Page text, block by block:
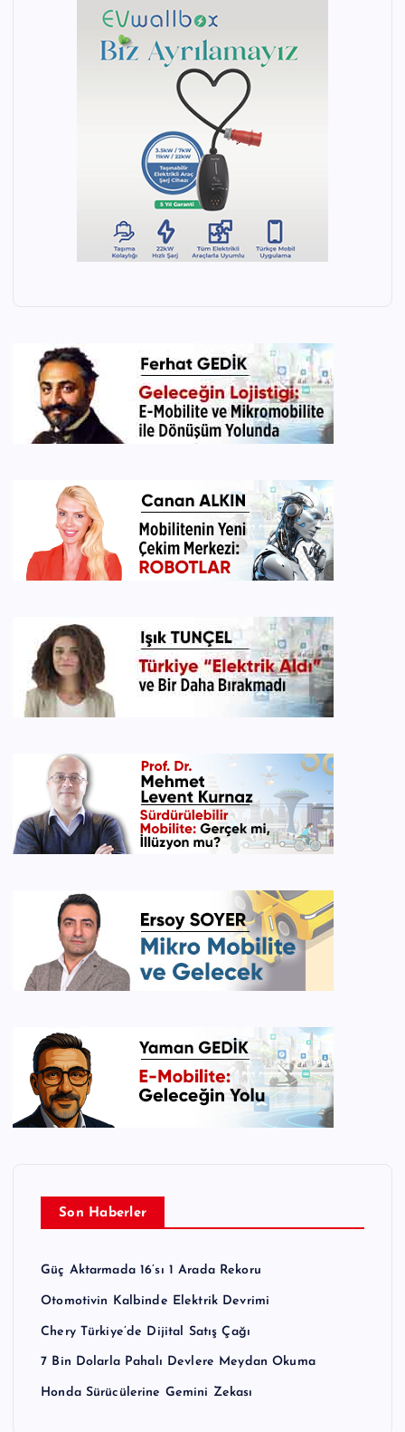
Son Haberler
Güç Aktarmada 16’sı 1 Arada Rekoru
Otomotivin Kalbinde Elektrik Devrimi
Chery Türkiye’de Dijital Satış Çağı
7 Bin Dolarla Pahalı Devlere Meydan Okuma
Honda Sürücülerine Gemini Zekası